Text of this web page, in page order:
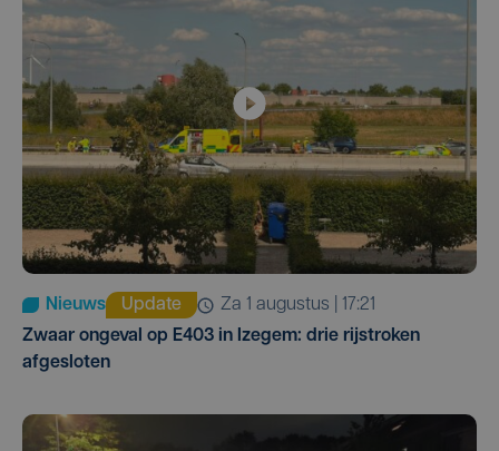
Nieuws Update
za 1 augustus | 17:21
Zwaar ongeval op E403 in Izegem: drie rijstroken
afgesloten